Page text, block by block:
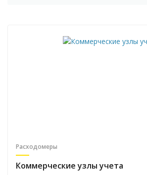
Расходомеры
Коммерческие узлы учета